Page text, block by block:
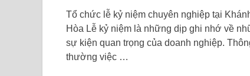
Tổ chức lễ kỷ niệm chuyên nghiệp tại
Hòa Lễ kỷ niệm là những dịp ghi nhớ về
sự kiện quan trọng của doanh nghiệp.
thường việc …